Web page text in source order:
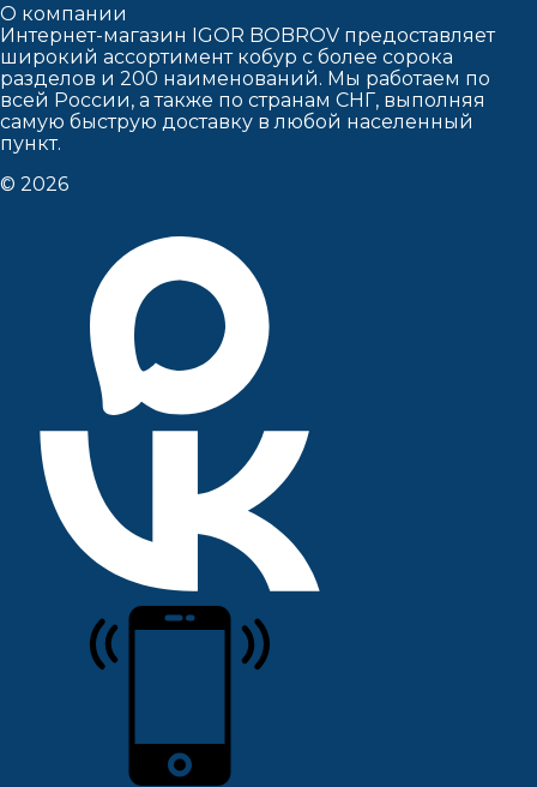
О компании
Интернет-магазин IGOR BOBROV предоставляет
широкий ассортимент кобур c более сорока
разделов и 200 наименований. Мы работаем по
всей России, а также по странам СНГ, выполняя
самую быструю доставку в любой населенный
пункт.
© 2026